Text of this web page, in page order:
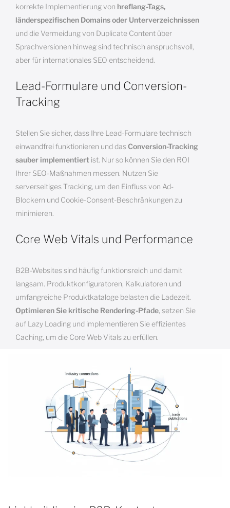
korrekte Implementierung von hreflang-Tags,
länderspezifischen Domains oder Unterverzeichnissen
und die Vermeidung von Duplicate Content über
Sprachversionen hinweg sind technisch anspruchsvoll,
aber für internationales SEO entscheidend.
Lead-Formulare und Conversion-
Tracking
Stellen Sie sicher, dass Ihre Lead-Formulare technisch
einwandfrei funktionieren und dasConversion-Tracking
sauber implementiert ist. Nur so können Sie den ROI
Ihrer SEO-Maßnahmen messen. Nutzen Sie
serverseitiges Tracking, um den Einfluss von Ad-
Blockern und Cookie-Consent-Beschränkungen zu
minimieren.
Core Web Vitals und Performance
B2B-Websites sind häufig funktionsreich und damit
langsam. Produktkonfiguratoren, Kalkulatoren und
umfangreiche Produktkataloge belasten die Ladezeit.
Optimieren Sie kritische Rendering-Pfade, setzen Sie
auf Lazy Loading und implementieren Sie effizientes
Caching, um die Core Web Vitals zu erfüllen.